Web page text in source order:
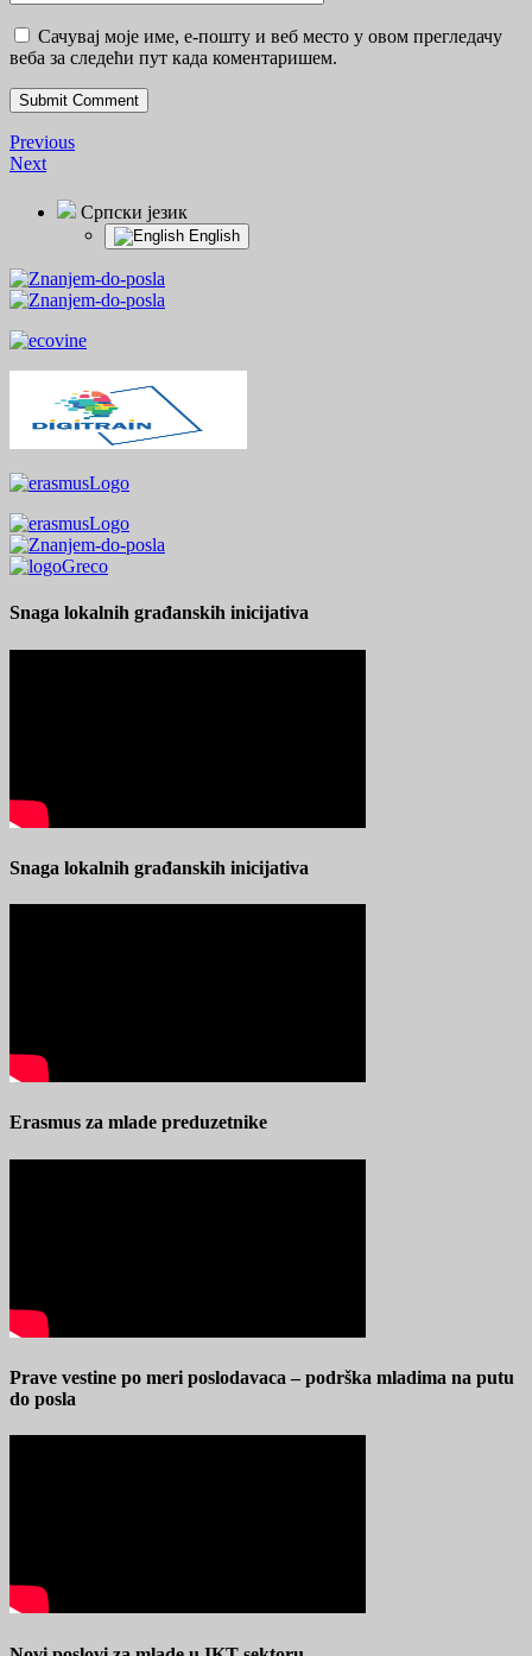
Сачувај моје име, е-пошту и веб место у овом прегледачу
веба за следећи пут када коментаришем.
Previous
Next
Српски језик
English
Snaga lokalnih građanskih inicijativa
Snaga lokalnih građanskih inicijativa
Erasmus za mlade preduzetnike
Prave vestine po meri poslodavaca – podrška mladima na putu
do posla